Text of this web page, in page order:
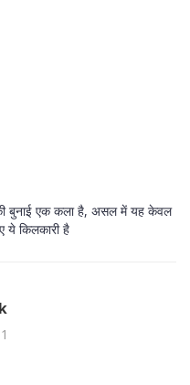
बुनाई एक कला है, असल में यह केवल
ये किलकारी है